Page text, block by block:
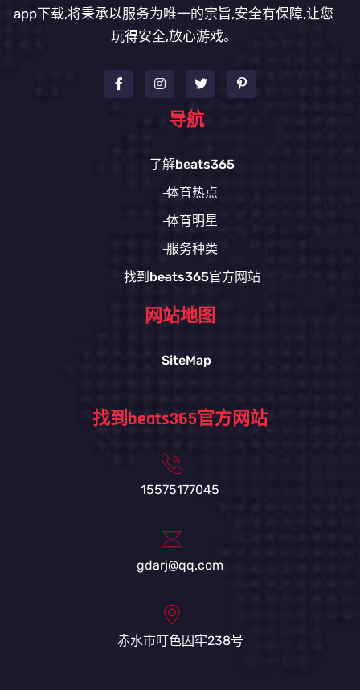
app下载,将秉承以服务为唯一的宗旨,安全有保障,让您
玩得安全,放心游戏。
导航
了解beats365
体育热点
体育明星
服务种类
找到beats365官方网站
网站地图
SiteMap
找到beats365官方网站
15575177045
gdarj@qq.com
赤水市叮色囚牢238号